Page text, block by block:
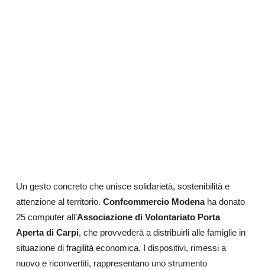
Un gesto concreto che unisce solidarietà, sostenibilità e
attenzione al territorio. Confcommercio Modenaha donato
25 computer all’Associazione di Volontariato Porta
Aperta di Carpi, che provvederà a distribuirli alle famiglie in
situazione di fragilità economica. I dispositivi, rimessi a
nuovo e riconvertiti, rappresentano uno strumento